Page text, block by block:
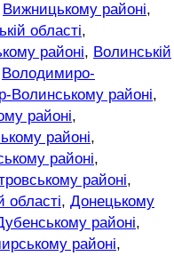
Вижницькому районі,
області,
районі, Волинській
Володимиро-
Волинському районі,
районі,
районі,
районі,
районі,
області, Донецькому
районі,
районі,